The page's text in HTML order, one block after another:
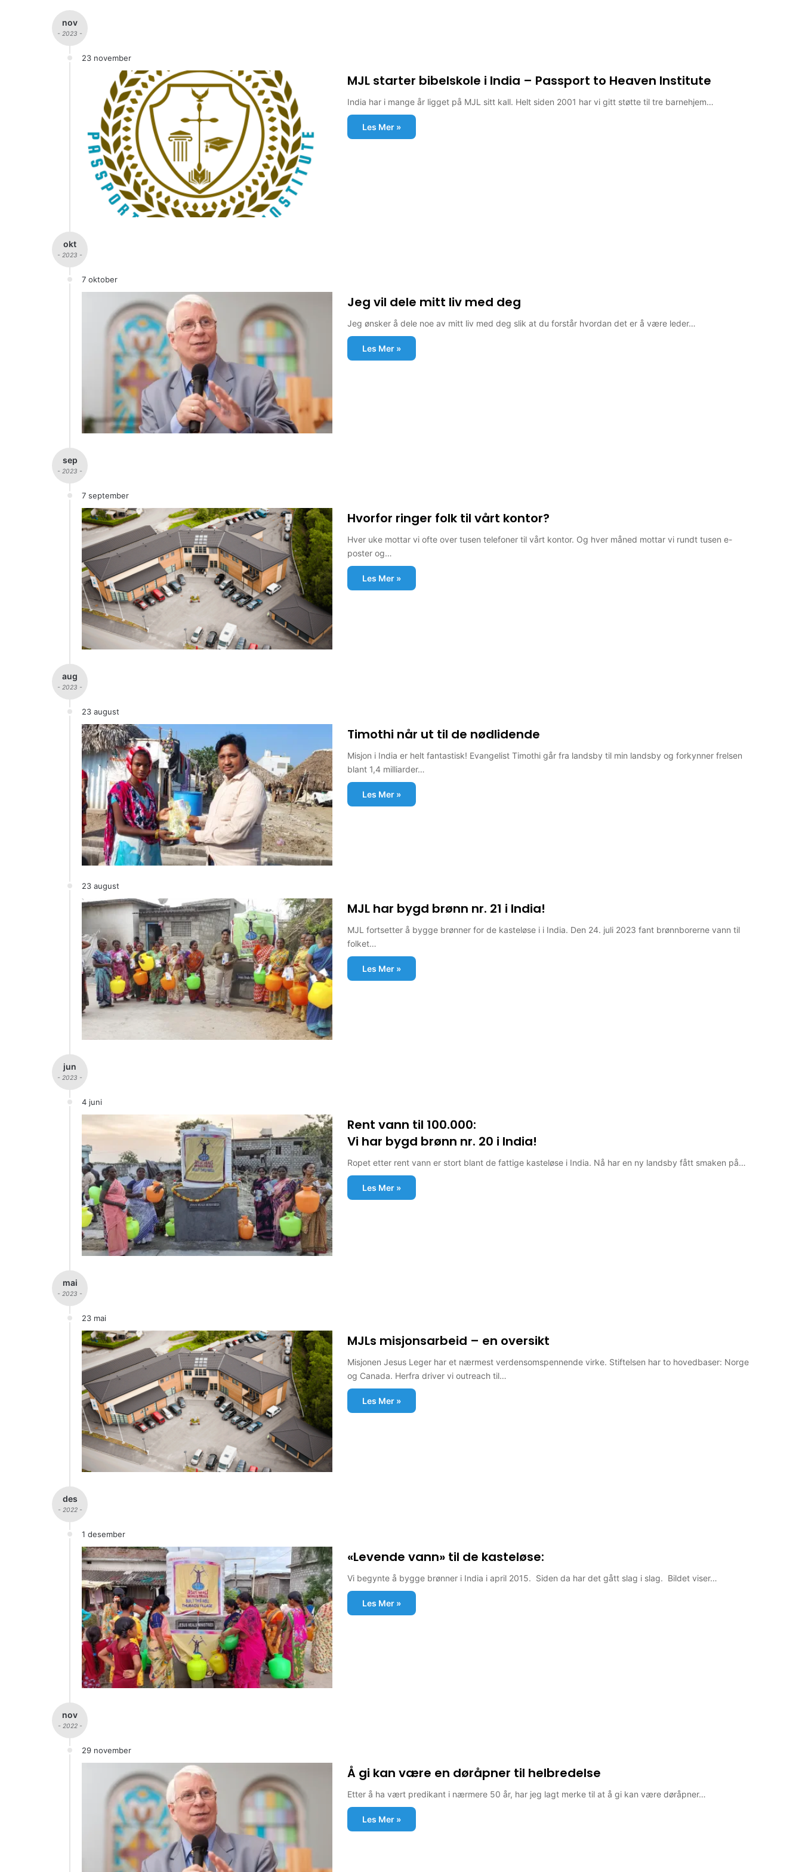
nov
- 2023 -
23 november
MJL starter bibelskole i India – Passport to Heaven Institute
India har i mange år ligget på MJL sitt kall. Helt siden 2001 har vi gitt støtte til tre barnehjem…
Les Mer »
okt
- 2023 -
7 oktober
Jeg vil dele mitt liv med deg
Jeg ønsker å dele noe av mitt liv med deg slik at du forstår hvordan det er å være leder…
Les Mer »
sep
- 2023 -
7 september
Hvorfor ringer folk til vårt kontor?
Hver uke mottar vi ofte over tusen telefoner til vårt kontor. Og hver måned mottar vi rundt tusen e-
poster og…
Les Mer »
aug
- 2023 -
23 august
Timothi når ut til de nødlidende
Misjon i India er helt fantastisk! Evangelist Timothi går fra landsby til min landsby og forkynner frelsen
blant 1,4 milliarder…
Les Mer »
23 august
MJL har bygd brønn nr. 21 i India!
MJL fortsetter å bygge brønner for de kasteløse i i India. Den 24. juli 2023 fant brønnborerne vann til
folket…
Les Mer »
jun
- 2023 -
4 juni
Rent vann til 100.000:
Vi har bygd brønn nr. 20 i India!
Ropet etter rent vann er stort blant de fattige kasteløse i India. Nå har en ny landsby fått smaken på…
Les Mer »
mai
- 2023 -
23 mai
MJLs misjonsarbeid – en oversikt
Misjonen Jesus Leger har et nærmest verdensomspennende virke. Stiftelsen har to hovedbaser: Norge
og Canada. Herfra driver vi outreach til…
Les Mer »
des
- 2022 -
1 desember
«Levende vann» til de kasteløse:
Vi begynte å bygge brønner i India i april 2015. Siden da har det gått slag i slag. Bildet viser…
Les Mer »
nov
- 2022 -
29 november
Å gi kan være en døråpner til helbredelse
Etter å ha vært predikant i nærmere 50 år, har jeg lagt merke til at å gi kan være døråpner…
Les Mer »